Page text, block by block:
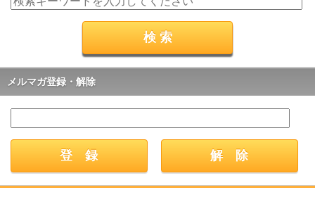
メルマガ登録・解除